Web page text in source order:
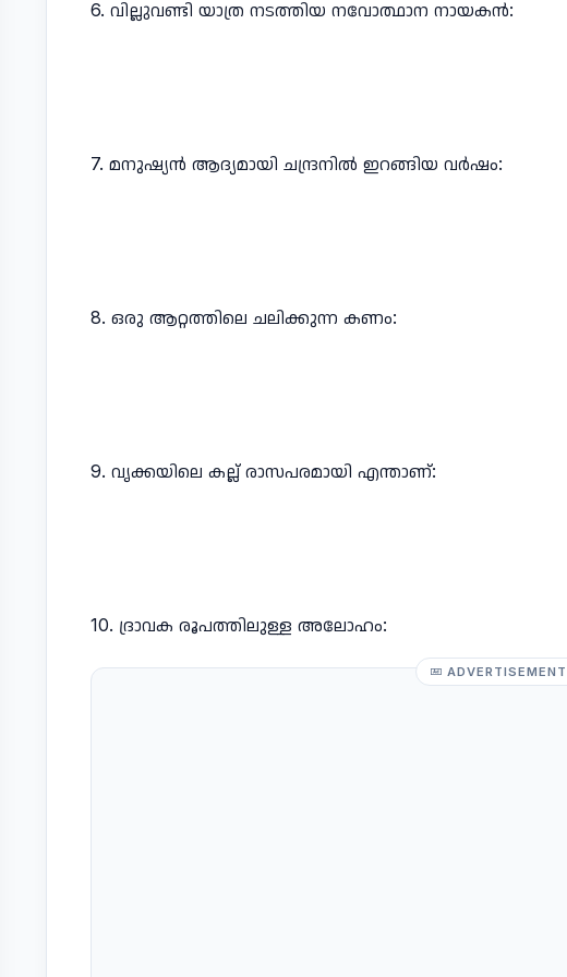
6. വില്ലുവണ്ടി യാത്ര നടത്തിയ നവോത്ഥാന നായകൻ:
7. മനുഷ്യൻ ആദ്യമായി ചന്ദ്രനിൽ ഇറങ്ങിയ വർഷം:
8. ഒരു ആറ്റത്തിലെ ചലിക്കുന്ന കണം:
9. വൃക്കയിലെ കല്ല് രാസപരമായി എന്താണ്:
10. ദ്രാവക രൂപത്തിലുള്ള അലോഹം:
ADVERTISEMENT